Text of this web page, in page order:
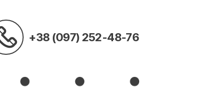
+38 (097) 252-48-76